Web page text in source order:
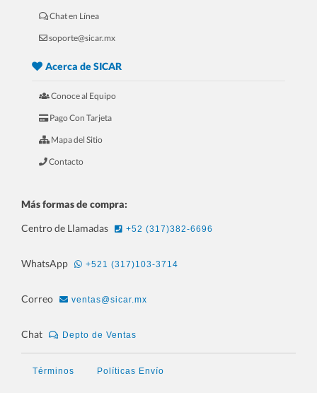
6.- Tour Para Veterinaria
Chat en Línea
soporte@sicar.mx
Acerca de SICAR
Conoce al Equipo
Pago Con Tarjeta
Mapa del Sitio
Contacto
Más formas de compra:
Centro de Llamadas
+52 (317)382-6696
WhatsApp +521 (317)103-3714
Correo ventas@sicar.mx
Chat Depto de Ventas
Términos Políticas Envío